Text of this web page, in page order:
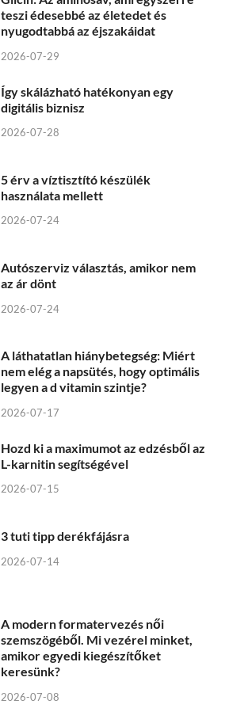
teszi édesebbé az életedet és
nyugodtabbá az éjszakáidat
2026-07-29
Így skálázható hatékonyan egy
digitális biznisz
2026-07-28
5 érv a víztisztító készülék
használata mellett
2026-07-24
Autószerviz választás, amikor nem
az ár dönt
2026-07-24
A láthatatlan hiánybetegség: Miért
nem elég a napsütés, hogy optimális
legyen a d vitamin szintje?
2026-07-17
Hozd ki a maximumot az edzésből az
L-karnitin segítségével
2026-07-15
3 tuti tipp derékfájásra
2026-07-14
A modern formatervezés női
szemszögéből. Mi vezérel minket,
amikor egyedi kiegészítőket
keresünk?
2026-07-08